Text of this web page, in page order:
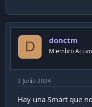
D donctm
Miembro Activo
2 Junio 2024
Hay una Smart que